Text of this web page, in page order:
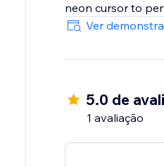
neon cursor to
Ver
5.0 de
1 avaliação